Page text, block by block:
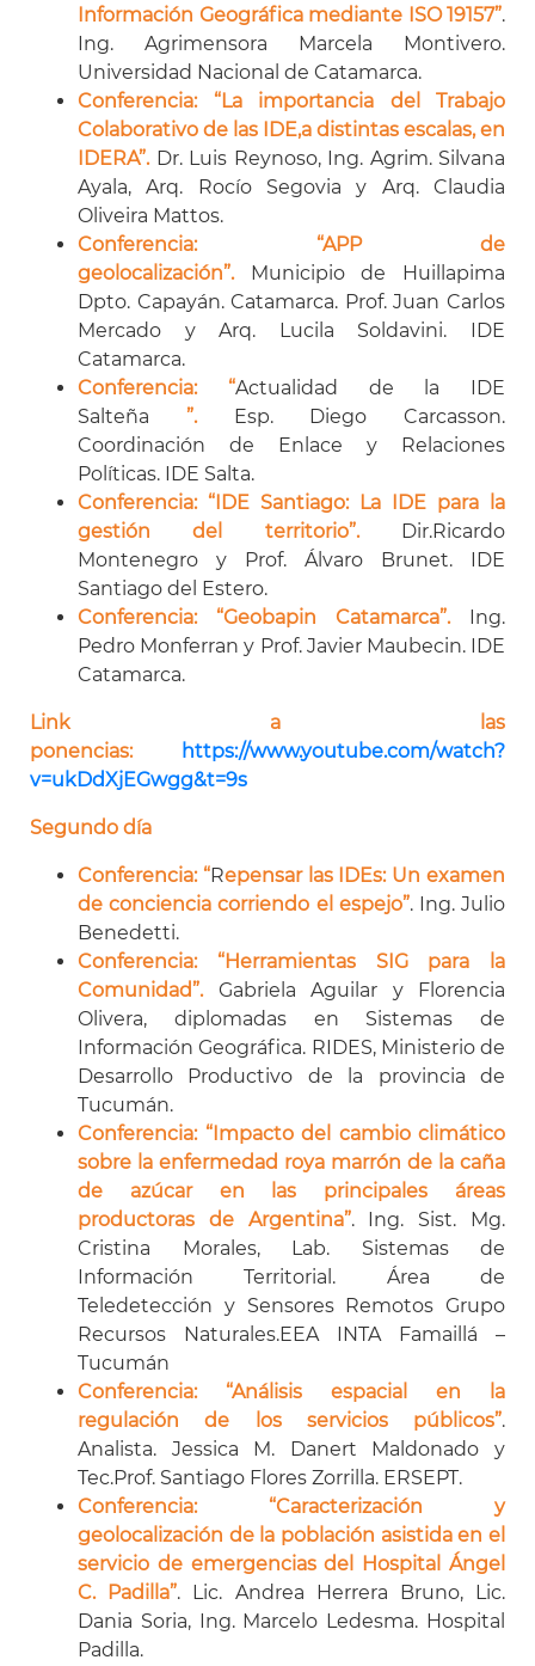
Información Geográfica mediante ISO 19157”.
Ing. Agrimensora Marcela Montivero.
Universidad Nacional de Catamarca.
Conferencia: “La importancia del Trabajo
Colaborativo de las IDE,a distintas escalas, en
IDERA”.Dr. Luis Reynoso, Ing. Agrim. Silvana
Ayala, Arq. Rocío Segovia y Arq. Claudia
Oliveira Mattos.
Conferencia: “APP de
geolocalización”.
Municipio de Huillapima
Dpto. Capayán. Catamarca. Prof. Juan Carlos
Mercado y Arq. Lucila Soldavini. IDE
Catamarca.
Conferencia: “Actualidad de la IDE
Salteña ”.
Esp. Diego Carcasson.
Coordinación de Enlace y Relaciones
Políticas. IDE Salta.
Conferencia: “IDE Santiago: La IDE para la
gestión del territorio”.
Dir.Ricardo
Montenegro y Prof. Álvaro Brunet. IDE
Santiago del Estero.
Conferencia: “Geobapin Catamarca”.
Ing.
Pedro Monferran y Prof. Javier Maubecin. IDE
Catamarca.
Link a las
ponencias:
https://www.youtube.com/watch?
v=ukDdXjEGwgg&t=9s
Segundo día
Conferencia: “Repensar las IDEs: Un examen
de conciencia corriendo el espejo”. Ing. Julio
Benedetti.
Conferencia: “Herramientas SIG para la
Comunidad”. Gabriela Aguilar y Florencia
Olivera, diplomadas en Sistemas de
Información Geográfica. RIDES, Ministerio de
Desarrollo Productivo de la provincia de
Tucumán.
Conferencia: “Impacto del cambio climático
sobre la enfermedad roya marrón de la caña
de azúcar en las principales áreas
productoras de Argentina”. Ing. Sist. Mg.
Cristina Morales, Lab. Sistemas de
Información Territorial. Área de
Teledetección y Sensores Remotos Grupo
Recursos Naturales.EEA INTA Famaillá –
Tucumán
Conferencia: “Análisis espacial en la
regulación de los servicios públicos”.
Analista. Jessica M. Danert Maldonado y
Tec.Prof. Santiago Flores Zorrilla. ERSEPT.
Conferencia: “Caracterización y
geolocalización de la población asistida en el
servicio de emergencias del Hospital Ángel
C. Padilla”. Lic. Andrea Herrera Bruno, Lic.
Dania Soria, Ing. Marcelo Ledesma. Hospital
Padilla.